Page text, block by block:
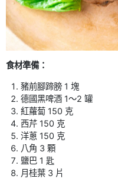
食材準備：
豬前腳蹄膀 1 塊
德國黑啤酒 1～2 罐
紅蘿蔔 150 克
西芹 150 克
洋蔥 150 克
八角 3 顆
鹽巴 1 匙
月桂葉 3 片